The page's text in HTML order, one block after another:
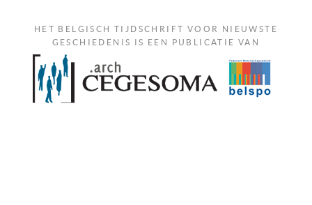
HET BELGISCH TIJDSCHRIFT VOOR NIEUWSTE
GESCHIEDENIS IS EEN PUBLICATIE VAN